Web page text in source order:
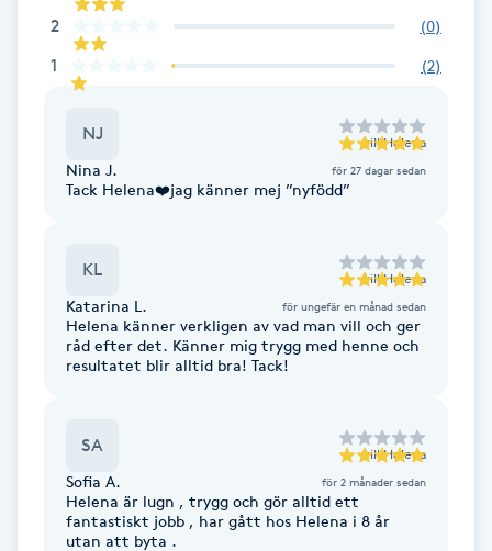
Faceliftmassage
Fet hårbotten
Fotmassage
Fransar
2 (0)
1 (2)
NJ till Helena
Nina J. för 27 dagar sedan
Tack Helena❤️jag känner mej ”nyfödd”
KL till Helena
Katarina L. för ungefär en månad sedan
Helena känner verkligen av vad man vill och ger
råd efter det. Känner mig trygg med henne och
resultatet blir alltid bra! Tack!
SA till Helena
Sofia A. för 2 månader sedan
Helena är lugn , trygg och gör alltid ett
fantastiskt jobb , har gått hos Helena i 8 år
utan att byta .